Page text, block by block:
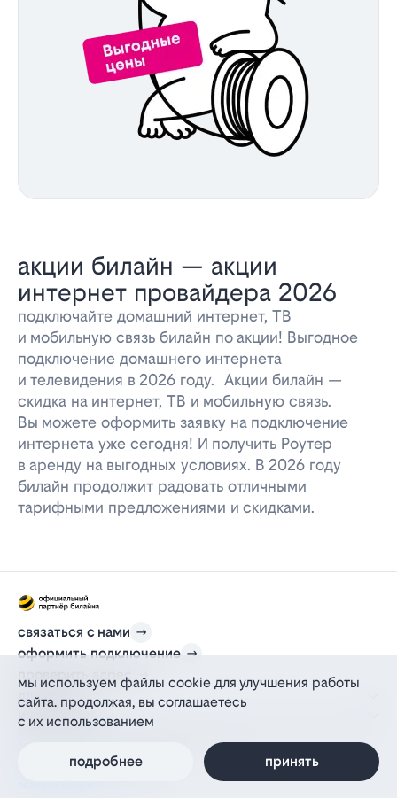
акции билайн — акции
интернет провайдера 2026
подключайте домашний интернет, ТВ
и мобильную связь билайн по акции! Выгодное
подключение домашнего интернета
и телевидения в 2026 году. Акции билайн —
скидка на интернет, ТВ и мобильную связь.
Вы можете оформить заявку на подключение
интернета уже сегодня! И получить Роутер
в аренду на выгодных условиях. В 2026 году
билайн продолжит радовать отличными
тарифными предложениями и скидками.
связаться с нами
оформить подключение
проверить адрес
для дома
информация
действующий на основании агентского договора
политика персональных данных
политика конфиденциальности
мы используем файлы cookie для улучшения работы
сайта. продолжая, вы соглашаетесь
с их использованием
подробнее принять